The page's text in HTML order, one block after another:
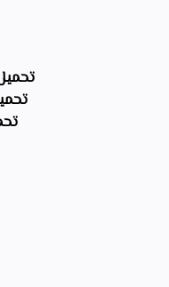
تحميل
تحميل